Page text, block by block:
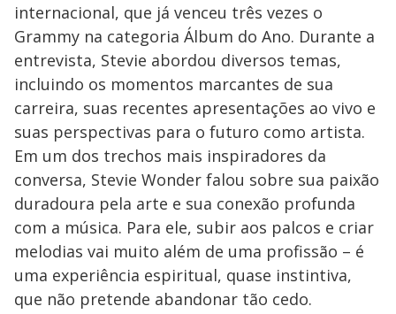
internacional, que já venceu três vezes o
Grammy na categoria Álbum do Ano. Durante a
entrevista, Stevie abordou diversos temas,
incluindo os momentos marcantes de sua
carreira, suas recentes apresentações ao vivo e
suas perspectivas para o futuro como artista.
Em um dos trechos mais inspiradores da
conversa, Stevie Wonder falou sobre sua paixão
duradoura pela arte e sua conexão profunda
com a música. Para ele, subir aos palcos e criar
melodias vai muito além de uma profissão – é
uma experiência espiritual, quase instintiva,
que não pretende abandonar tão cedo.